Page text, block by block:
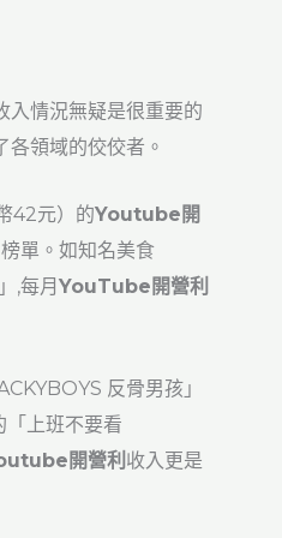
入情況無疑是很重要的
各領域的佼佼者。
42元）的Youtube開
單。如知名美食
,每月 YouTube開營利
反骨男孩」
上班不要看
開營利 收入更是